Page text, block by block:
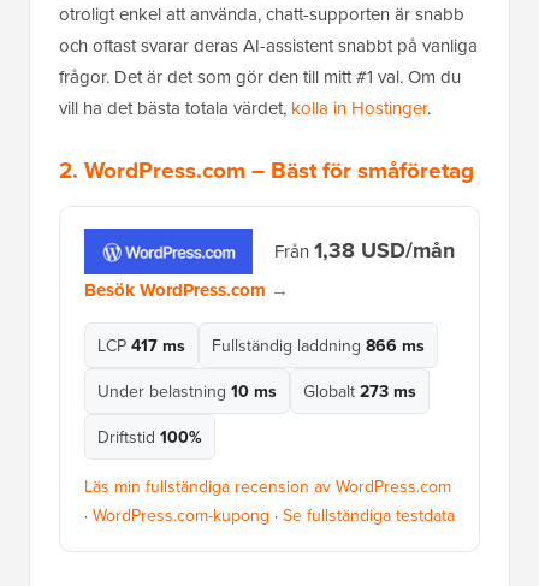
otroligt enkel att använda, chatt-supporten är snabb
och oftast svarar deras AI-assistent snabbt på vanliga
frågor. Det är det som gör den till mitt #1 val. Om du
vill ha det bästa totala värdet, kolla in Hostinger.
2. WordPress.com – Bäst för småföretag
Från 1,38 USD/mån
Besök WordPress.com →
LCP 417 ms Fullständig laddning 866 ms
Under belastning 10 ms Globalt 273 ms
Driftstid 100%
Läs min fullständiga recension av WordPress.com
· WordPress.com-kupong · Se fullständiga testdata